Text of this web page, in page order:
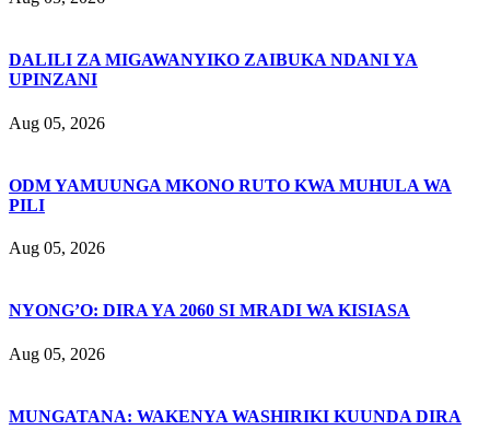
DALILI ZA MIGAWANYIKO ZAIBUKA NDANI YA
UPINZANI
Aug 05, 2026
ODM YAMUUNGA MKONO RUTO KWA MUHULA WA
PILI
Aug 05, 2026
NYONG’O: DIRA YA 2060 SI MRADI WA KISIASA
Aug 05, 2026
MUNGATANA: WAKENYA WASHIRIKI KUUNDA DIRA